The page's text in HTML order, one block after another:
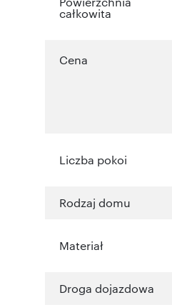
całkowita
Cena
Liczba pokoi
Rodzaj domu
Materiał
Droga dojazdowa